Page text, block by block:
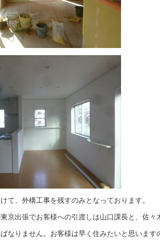
て、外構工事を残すのみとなっております。
京出張でお客様への引渡しは山口課長と、佐々
なりません。お客様は早く住みたいと思います